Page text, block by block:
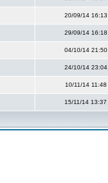
20/09/14 16:13
29/09/14 16:18
04/10/14 21:50
24/10/14 23:04
10/11/14 11:48
15/11/14 13:37